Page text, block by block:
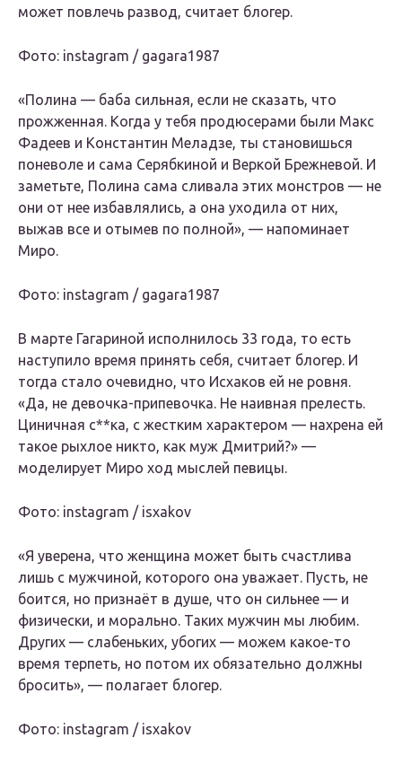
может повлечь развод, считает блогер.
Фото: instagram / gagara1987
«Полина — баба сильная, если не сказать, что
прожженная. Когда у тебя продюсерами были Макс
Фадеев и Константин Меладзе, ты становишься
поневоле и сама Серябкиной и Веркой Брежневой. И
заметьте, Полина сама сливала этих мoнcтpoв — не
они от нее избавлялись, а она уходила от них,
выжав все и oтымeв по полной», — напоминает
Миро.
Фото: instagram / gagara1987
В марте Гагариной исполнилось 33 года, то есть
наступило время принять себя, считает блогер. И
тогда стало очевидно, что Исхаков ей не ровня.
«Да, не девочка-припевочка. Не наивная прелесть.
Циничная с**ка, с жестким характером — нахрена ей
такое рыхлое никто, как муж Дмитрий?» —
моделирует Миро ход мыслей певицы.
Фото: instagram / isxakov
«Я уверена, что женщина может быть счастлива
лишь с мужчиной, которого она уважает. Пусть, не
боится, но признаёт в душе, что он сильнее — и
физически, и морально. Таких мужчин мы любим.
Других — слабеньких, убогих — можем какое-то
время терпеть, но потом их обязательно должны
бросить», — полагает блогер.
Фото: instagram / isxakov